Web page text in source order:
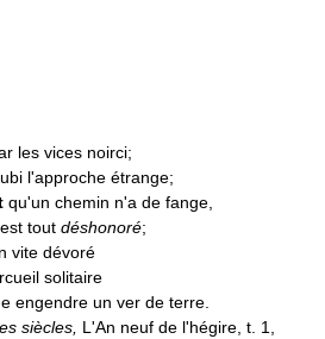
les vices noirci;
l'approche étrange;
qu'un chemin n'a de fange,
tout déshonoré;
vite dévoré
solitaire
engendre un ver de terre.
siècles, L'An neuf de l'hégire, t. 1,